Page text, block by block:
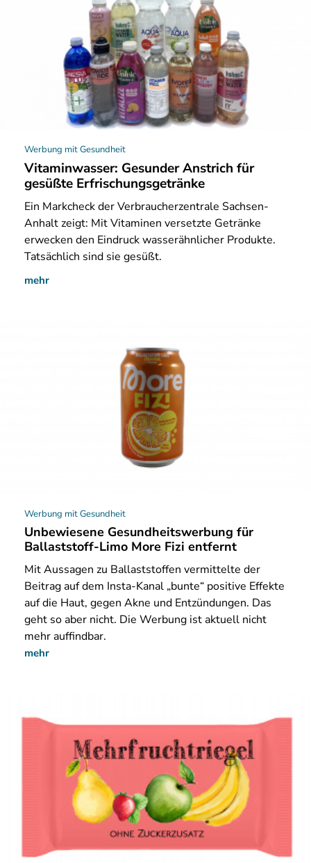
Werbung mit Gesundheit
Vitaminwasser: Gesunder Anstrich für
gesüßte Erfrischungsgetränke
Ein Markcheck der Verbraucherzentrale Sachsen-
Anhalt zeigt: Mit Vitaminen versetzte Getränke
erwecken den Eindruck wasserähnlicher Produkte.
Tatsächlich sind sie gesüßt.
mehr
Werbung mit Gesundheit
Unbewiesene Gesundheitswerbung für
Ballaststoff-Limo More Fizi entfernt
Mit Aussagen zu Ballaststoffen vermittelte der
Beitrag auf dem Insta-Kanal „bunte“ positive Effekte
auf die Haut, gegen Akne und Entzündungen. Das
geht so aber nicht. Die Werbung ist aktuell nicht
mehr auffindbar.
mehr